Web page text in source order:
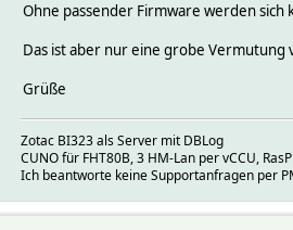
Ohne passender Firmware werden sich
Das ist aber nur eine grobe Vermutung
Grüße
Zotac BI323 als Server mit DBLog
CUNO für FHT80B, 3 HM-Lan per vCCU,
Ich beantworte keine Supportanfragen per